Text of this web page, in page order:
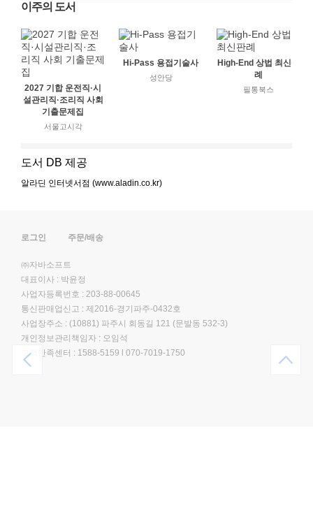
이주의 도서
2027 기합 운전직·시
설관리직·조리직 사회
기출문제집
서울고시각
Hi-Pass 용접기술사
성안당
High-End 상법 최신판
례
필통북스
도서 DB 제공
알라딘 인터넷서점 (www.aladin.co.kr)
로그인 주문/배송
㈜자바소프트
대표이사 : 박윤정
사업자등록번호 : 203-88-00645
통신판매업신고 : 제2016-경기파주-0432호
사업장주소 : (10881) 파주시 회동길 121 (문발동 532-3)
개인정보관리책임자 : 오임석
고객만족센터 : 1588-5159 070-7019-1750